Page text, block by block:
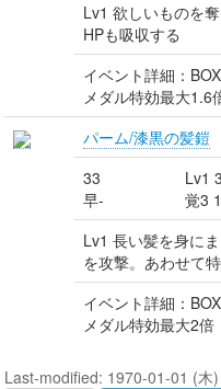
Lv1 欲しいものを
HPも吸収する
イベント詳細：
メダル特効最大1.6
パーム/漆黒の髪鎧
33
早-
Lv1
覚3
Lv1 長い髪を身に
を攻撃。あわせて
イベント詳細：
メダル特効最大2倍
Last-modified: 1970-01-01 (木